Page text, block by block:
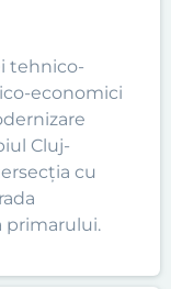
tehnico-
economici
Cluj-
cu
primarului.